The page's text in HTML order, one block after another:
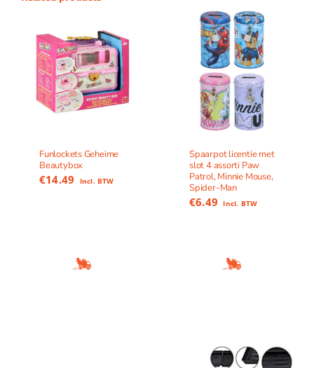
Funlockets Geheime
Beautybox
€14.49 Incl. BTW
Spaarpot licentie met
slot 4 assorti Paw
Patrol, Minnie Mouse,
Spider-Man
€6.49 Incl. BTW